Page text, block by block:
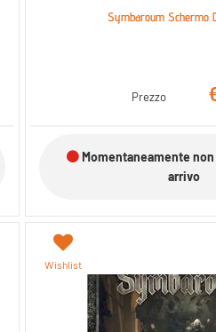
Symbaroum Schermo
Prezzo
Momentaneamente
arrivo
Wishlist